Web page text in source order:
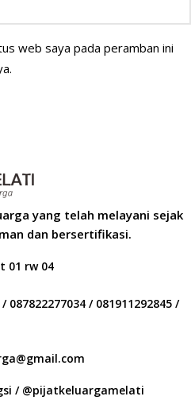
web saya pada peramban ini
yang telah melayani sejak
dan bersertifikasi.
01 rw 04
087822277034 / 081911292845 /
/ @pijatkeluargamelati